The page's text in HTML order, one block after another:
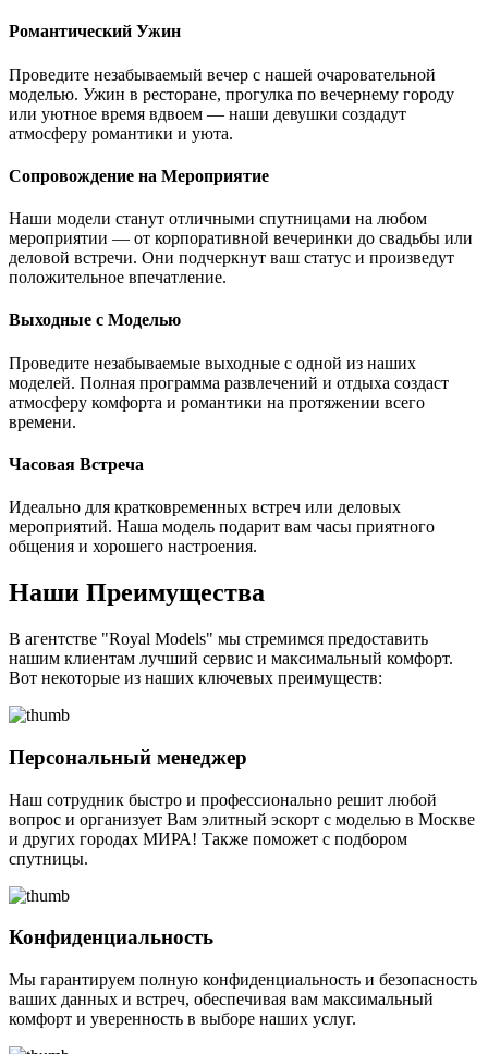
Романтический Ужин
Проведите незабываемый вечер с нашей очаровательной
моделью. Ужин в ресторане, прогулка по вечернему городу
или уютное время вдвоем — наши девушки создадут
атмосферу романтики и уюта.
Сопровождение на Мероприятие
Наши модели станут отличными спутницами на любом
мероприятии — от корпоративной вечеринки до свадьбы или
деловой встречи. Они подчеркнут ваш статус и произведут
положительное впечатление.
Выходные с Моделью
Проведите незабываемые выходные с одной из наших
моделей. Полная программа развлечений и отдыха создаст
атмосферу комфорта и романтики на протяжении всего
времени.
Часовая Встреча
Идеально для кратковременных встреч или деловых
мероприятий. Наша модель подарит вам часы приятного
общения и хорошего настроения.
Наши Преимущества
В агентстве "Royal Models" мы стремимся предоставить
нашим клиентам лучший сервис и максимальный комфорт.
Вот некоторые из наших ключевых преимуществ:
Персональный менеджер
Наш сотрудник быстро и профессионально решит любой
вопрос и организует Вам элитный эскорт с моделью в Москве
и других городах МИРА! Также поможет с подбором
спутницы.
Конфиденциальность
Мы гарантируем полную конфиденциальность и безопасность
ваших данных и встреч, обеспечивая вам максимальный
комфорт и уверенность в выборе наших услуг.